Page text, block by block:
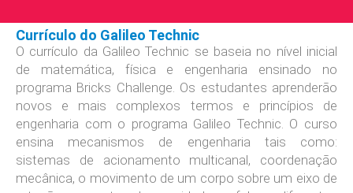
Currículo do Galileo Technic
O currículo da Galileo Technic se baseia no nível inicial
de matemática, física e engenharia ensinado no
programa Bricks Challenge. Os estudantes aprenderão
novos e mais complexos termos e princípios de
engenharia com o programa Galileo Technic. O curso
ensina mecanismos de engenharia tais como:
sistemas de acionamento multicanal, coordenação
mecânica, o movimento de um corpo sobre um eixo de